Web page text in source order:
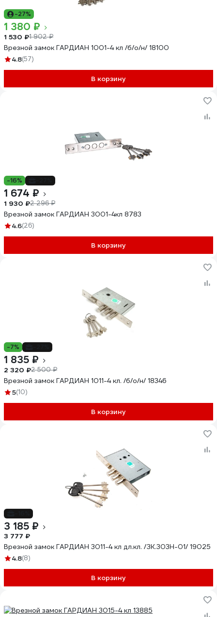
-27%
1 380 ₽
1 530 ₽1 902 ₽
Врезной замок ГАРДИАН 1001-4 кл /б/о/н/ 18100
4.8(57)
В корзину
-16%
1 674 ₽
1 930 ₽2 296 ₽
Врезной замок ГАРДИАН 3001-4кл 8783
4.6(26)
В корзину
-7%
1 835 ₽
2 320 ₽2 500 ₽
Врезной замок ГАРДИАН 1011-4 кл. /б/о/н/ 18346
5(10)
В корзину
3 185 ₽
3 777 ₽
Врезной замок ГАРДИАН 3011-4 кл дл.кл. /ЗК.303Н-01/ 19025
4.8(8)
В корзину